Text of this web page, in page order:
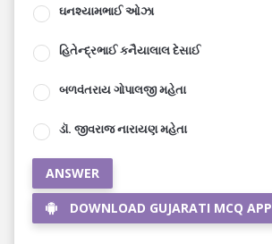
ઘનશ્યામભાઈ ઓઝા
હિતેન્દ્રભાઈ કનૈયાલાલ દેસાઈ
બળવંતરાય ગોપાલજી મહેતા
ડૉ. જીવરાજ નારાયણ મહેતા
ANSWER
DOWNLOAD GUJARATI MCQ APP